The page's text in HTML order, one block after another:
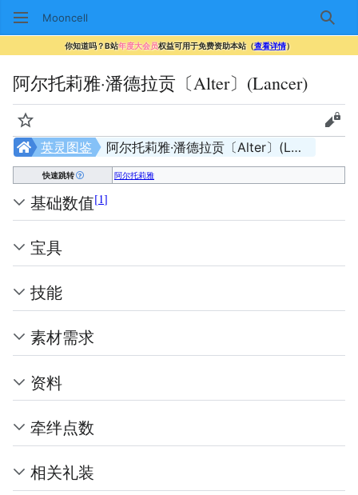
Mooncell 搜索
你知道吗？B站年度大会员权益可用于免费资助本站（查看详情）
阿尔托莉雅·潘德拉贡〔Alter〕(Lancer)
监视 查看
阿尔托莉雅·潘德拉贡〔Alter〕(Lancer)
英灵图鉴
快速跳转 阿尔托莉雅
基础数值[1]
宝具
技能
素材需求
资料
牵绊点数
相关礼装